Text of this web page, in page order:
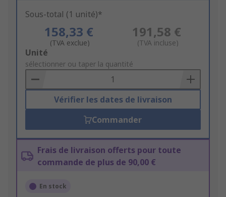
Sous-total (1 unité)*
158,33 €
(TVA exclue)
191,58 €
(TVA incluse)
Add
to
Basket
Unité
sélectionner ou taper la quantité
Vérifier les dates de livraison
Commander
Frais de livraison offerts pour toute
commande de plus de 90,00 €
En stock